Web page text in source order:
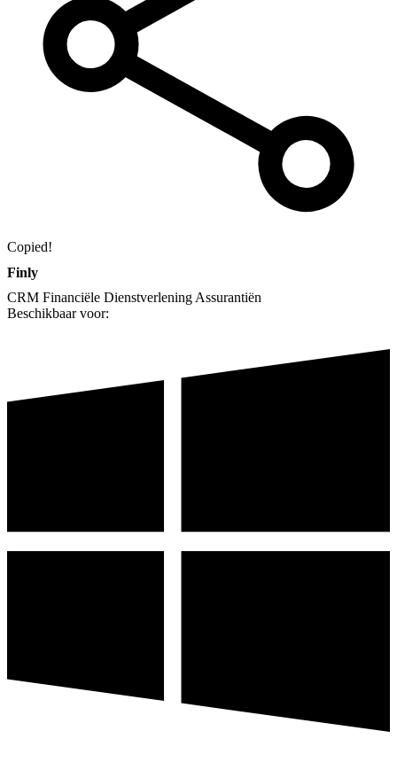
Copied!
Finly
CRM Financiële DienstverleningAssurantiën
Beschikbaar voor: